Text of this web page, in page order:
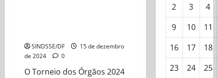
SINDSSE/DF
15 de dezembro
de 2024
0
O Torneio dos Órgãos 2024
2 3
4
9
10
11
16
17
18
23
24
25